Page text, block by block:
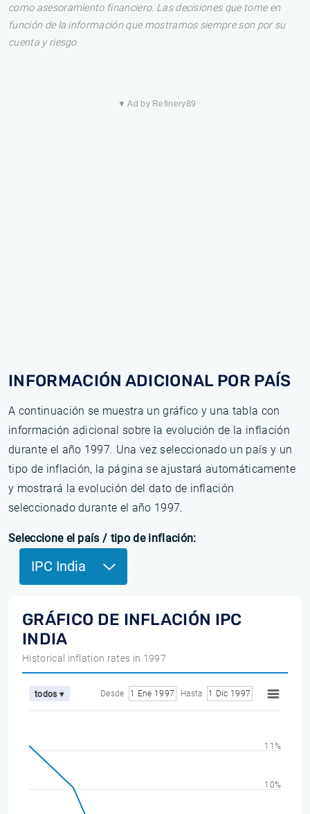
como asesoramiento financiero. Las decisiones que tome en
función de la información que mostramos siempre son por su
cuenta y riesgo.
▼ Ad by Refinery89
INFORMACIÓN ADICIONAL POR PAÍS
A continuación se muestra un gráfico y una tabla con
información adicional sobre la evolución de la inflación
durante el año 1997. Una vez seleccionado un país y un
tipo de inflación, la página se ajustará automáticamente
y mostrará la evolución del dato de inflación
seleccionado durante el año 1997.
Seleccione el país / tipo de inflación:
IPC India
GRÁFICO DE INFLACIÓN IPC
INDIA
Historical inflation rates in 1997
todos ▾ Desde 1 Ene 1997 Hasta 1 Dic 1997
10%
11%